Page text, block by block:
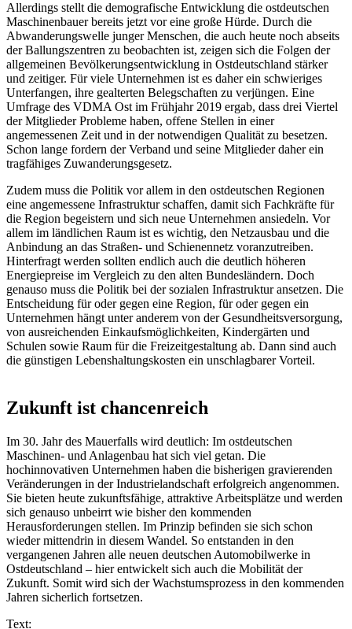
Allerdings stellt die demografische Entwicklung die ostdeutschen
Maschinenbauer bereits jetzt vor eine große Hürde. Durch die
Abwanderungswelle junger Menschen, die auch heute noch abseits
der Ballungszentren zu beobachten ist, zeigen sich die Folgen der
allgemeinen Bevölkerungsentwicklung in Ostdeutschland stärker
und zeitiger. Für viele Unternehmen ist es daher ein schwieriges
Unterfangen, ihre gealterten Belegschaften zu verjüngen. Eine
Umfrage des VDMA Ost im Frühjahr 2019 ergab, dass drei Viertel
der Mitglieder Probleme haben, offene Stellen in einer
angemessenen Zeit und in der notwendigen Qualität zu besetzen.
Schon lange fordern der Verband und seine Mitglieder daher ein
tragfähiges Zuwanderungsgesetz.
Zudem muss die Politik vor allem in den ostdeutschen Regionen
eine angemessene Infrastruktur schaffen, damit sich Fachkräfte für
die Region begeistern und sich neue Unternehmen ansiedeln. Vor
allem im ländlichen Raum ist es wichtig, den Netzausbau und die
Anbindung an das Straßen- und Schienennetz voranzutreiben.
Hinterfragt werden sollten endlich auch die deutlich höheren
Energiepreise im Vergleich zu den alten Bundesländern. Doch
genauso muss die Politik bei der sozialen Infrastruktur ansetzen. Die
Entscheidung für oder gegen eine Region, für oder gegen ein
Unternehmen hängt unter anderem von der Gesundheitsversorgung,
von ausreichenden Einkaufsmöglichkeiten, Kindergärten und
Schulen sowie Raum für die Freizeitgestaltung ab. Dann sind auch
die günstigen Lebenshaltungskosten ein unschlagbarer Vorteil.
Zukunft ist chancenreich
Im 30. Jahr des Mauerfalls wird deutlich: Im ostdeutschen
Maschinen- und Anlagenbau hat sich viel getan. Die
hochinnovativen Unternehmen haben die bisherigen gravierenden
Veränderungen in der Industrielandschaft erfolgreich angenommen.
Sie bieten heute zukunftsfähige, attraktive Arbeitsplätze und werden
sich genauso unbeirrt wie bisher den kommenden
Herausforderungen stellen. Im Prinzip befinden sie sich schon
wieder mittendrin in diesem Wandel. So entstanden in den
vergangenen Jahren alle neuen deutschen Automobilwerke in
Ostdeutschland – hier entwickelt sich auch die Mobilität der
Zukunft. Somit wird sich der Wachstumsprozess in den kommenden
Jahren sicherlich fortsetzen.
Text: